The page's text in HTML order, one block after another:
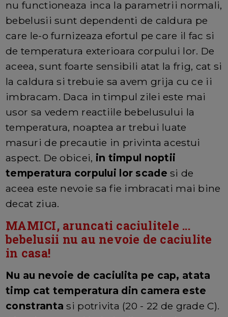
nu functioneaza inca la parametrii normali,
bebelusii sunt dependenti de caldura pe
care le-o furnizeaza efortul pe care il fac si
de temperatura exterioara corpului lor. De
aceea, sunt foarte sensibili atat la frig, cat si
la caldura si trebuie sa avem grija cu ce ii
imbracam. Daca in timpul zilei este mai
usor sa vedem reactiile bebelusului la
temperatura, noaptea ar trebui luate
masuri de precautie in privinta acestui
aspect. De obicei, in timpul noptii
temperatura corpului lor scadesi de
aceea este nevoie sa fie imbracati mai bine
decat ziua.
MAMICI, aruncati caciulitele ...
bebelusii nu au nevoie de caciulite
in casa!
Nu au nevoie de caciulita pe cap, atata
timp cat temperatura din camera este
constrantasi potrivita (20 - 22 de grade C).